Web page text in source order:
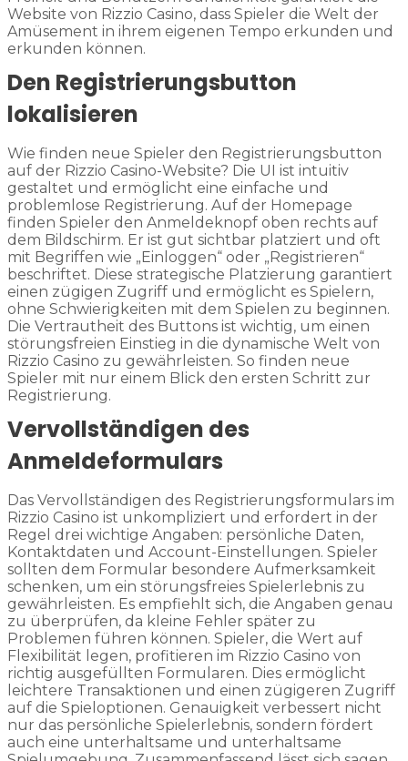
Website von Rizzio Casino, dass Spieler die Welt der
Amüsement in ihrem eigenen Tempo erkunden und
erkunden können.
Den Registrierungsbutton
lokalisieren
Wie finden neue Spieler den Registrierungsbutton
auf der Rizzio Casino-Website? Die UI ist intuitiv
gestaltet und ermöglicht eine einfache und
problemlose Registrierung. Auf der Homepage
finden Spieler den Anmeldeknopf oben rechts auf
dem Bildschirm. Er ist gut sichtbar platziert und oft
mit Begriffen wie „Einloggen“ oder „Registrieren“
beschriftet. Diese strategische Platzierung garantiert
einen zügigen Zugriff und ermöglicht es Spielern,
ohne Schwierigkeiten mit dem Spielen zu beginnen.
Die Vertrautheit des Buttons ist wichtig, um einen
störungsfreien Einstieg in die dynamische Welt von
Rizzio Casino zu gewährleisten. So finden neue
Spieler mit nur einem Blick den ersten Schritt zur
Registrierung.
Vervollständigen des
Anmeldeformulars
Das Vervollständigen des Registrierungsformulars im
Rizzio Casino ist unkompliziert und erfordert in der
Regel drei wichtige Angaben: persönliche Daten,
Kontaktdaten und Account-Einstellungen. Spieler
sollten dem Formular besondere Aufmerksamkeit
schenken, um ein störungsfreies Spielerlebnis zu
gewährleisten. Es empfiehlt sich, die Angaben genau
zu überprüfen, da kleine Fehler später zu
Problemen führen können. Spieler, die Wert auf
Flexibilität legen, profitieren im Rizzio Casino von
richtig ausgefüllten Formularen. Dies ermöglicht
leichtere Transaktionen und einen zügigeren Zugriff
auf die Spieloptionen. Genauigkeit verbessert nicht
nur das persönliche Spielerlebnis, sondern fördert
auch eine unterhaltsame und unterhaltsame